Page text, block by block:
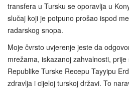
transfera u Tursku se oporavlja u
slučaj koji je potpuno prošao ispod
radarskog snopa.
Moje čvrsto uvjerenje jeste da
mrežama, iskazanoj zahvalnosti,
Republike Turske Recepu Tayyipu
zdravlja i cijeloj turskoj državi. To